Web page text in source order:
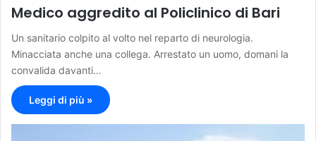
Medico aggredito al Policlinico di Bari
Un sanitario colpito al volto nel reparto di neurologia.
Minacciata anche una collega. Arrestato un uomo, domani la
convalida davanti…
Leggi di più »